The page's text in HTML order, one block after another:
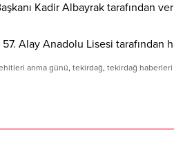
Kadir Albayrak tarafından
Alay Anadolu Lisesi tarafından
anma günü, tekirdağ, tekirdağ haberleri